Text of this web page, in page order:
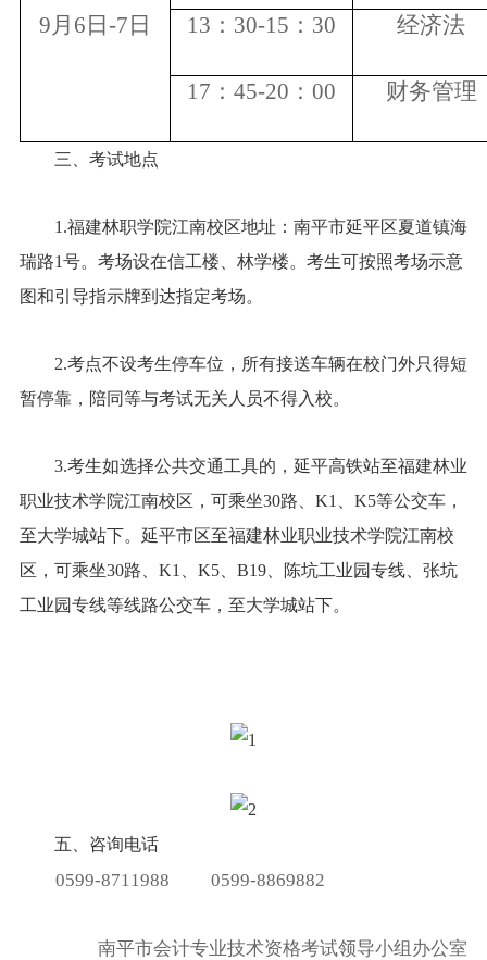
9 月 6 日 -7日 13： 30-15： 30 经济法
17：45-20：00 财务管理
三、考试地点
1.福建林职学院江南校区地址：南平市延平区夏道镇海
瑞路1号。考场设在信工楼、林学楼。考生可按照考场示意
图和引导指示牌到达指定考场。
2.考点不设考生停车位，所有接送车辆在校门外只得短
暂停靠，陪同等与考试无关人员不得入校。
3.考生如选择公共交通工具的，延平高铁站至福建林业
职业技术学院江南校区，可乘坐30路、K1、K5等公交车，
至大学城站下。延平市区至福建林业职业技术学院江南校
区，可乘坐30路、K1、K5、B19、陈坑工业园专线、张坑
工业园专线等线路公交车，至大学城站下。
五、咨询电话
0599-8711988 0599-8869882
南平市会计专业技术资格考试领导小组办公室